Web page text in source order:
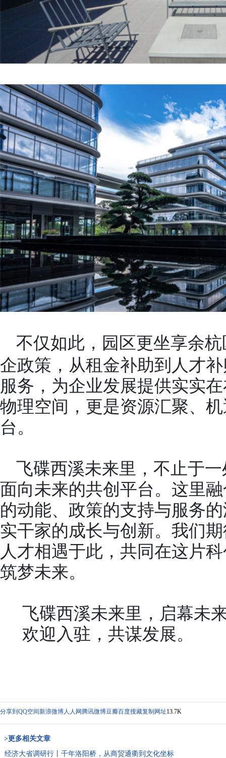
不仅如此，园区更坐享余杭
企政策，从租金补助到人才
服务，为企业发展提供实实
物理空间，更是资源汇聚、
台。
飞碟西溪未来里，不止于
面向未来的共创平台。这里
的动能、政策的支持与服务
实干家的成长与创新。我们
人才相遇于此，共同在这片
筑梦未来。
飞碟西溪未来里，启幕未
欢迎入驻，共谋发展。
分享到QQ空间新浪微博 人人网腾讯微博豆瓣百度搜藏复制网址13.7K
>更多相关文章
经济大省调研行丨千年洛阳桥，从商贸通衢到文化坐标